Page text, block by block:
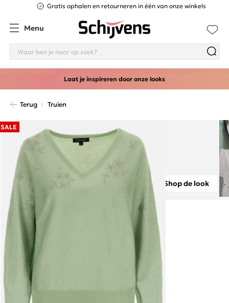
Gratis ophalen en retourneren in één van onze winkels
Menu
Laat je inspireren door onze looks
Terug Truien
SALE
Shop de look